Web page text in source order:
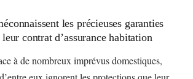
les précieuses garanties
contrat d’assurance habitation
à de nombreux imprévus domestiques,